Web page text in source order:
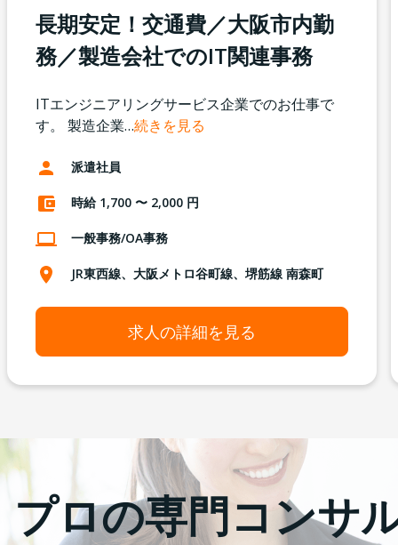
長期安定！交通費／大阪市内勤
務／製造会社でのIT関連事務
ITエンジニアリングサービス企業でのお仕事で
す。 製造企業…続きを見る
派遣社員
時給 1,700 〜 2,000 円
一般事務/OA事務
JR東西線、大阪メトロ谷町線、堺筋線 南森町
求人の詳細を見る
プロの専門コンサ